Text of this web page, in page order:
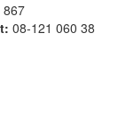
867
08-121 060 38